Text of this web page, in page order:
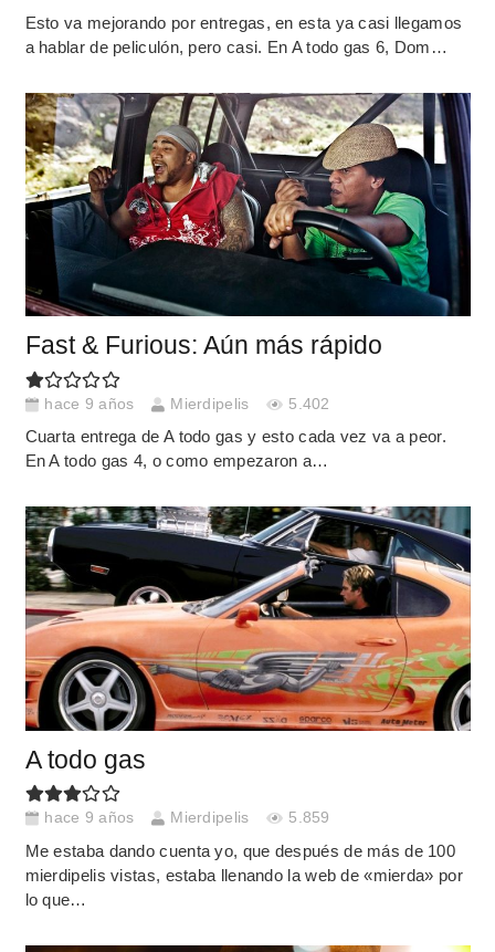
Esto va mejorando por entregas, en esta ya casi llegamos
a hablar de peliculón, pero casi. En A todo gas 6, Dom…
Fast & Furious: Aún más rápido
hace 9 años Mierdipelis 5.402
Cuarta entrega de A todo gas y esto cada vez va a peor.
En A todo gas 4, o como empezaron a…
A todo gas
hace 9 años Mierdipelis 5.859
Me estaba dando cuenta yo, que después de más de 100
mierdipelis vistas, estaba llenando la web de «mierda» por
lo que…